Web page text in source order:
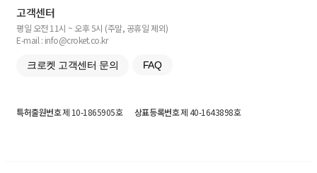
고객센터
평일 오전 11시 ~ 오후 5시 (주말, 공휴일 제외)
E-mail : info@croket.co.kr
크로켓 고객센터 문의 FAQ
특허출원번호제 10-1865905호 상표등록번호제 40-1643898호